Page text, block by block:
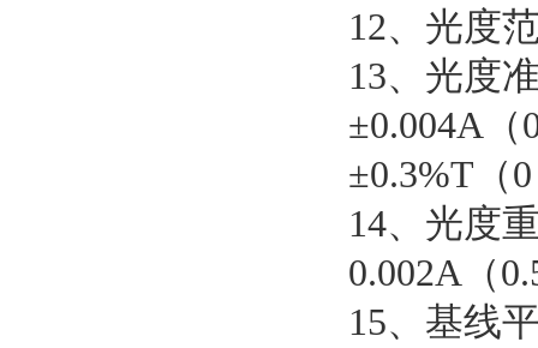
12、光度
13、光度
±0.004A（
±0.3%T（
14、光度
0.002A（
15、基线